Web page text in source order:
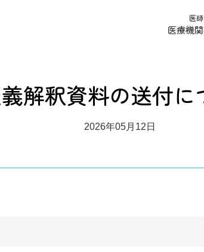
医療機
医
解釈資料の送付に
2026年05月12日